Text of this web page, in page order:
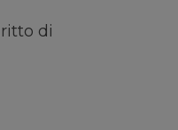
di